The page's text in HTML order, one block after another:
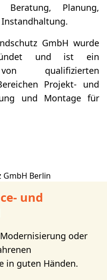
Beratung, Planung,
GmbH wurde
und ist ein
von qualifizierten
Projekt- und
und Montage für
und
oder
in guten Händen.